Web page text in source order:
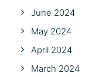
June 2024
May 2024
April 2024
March 2024